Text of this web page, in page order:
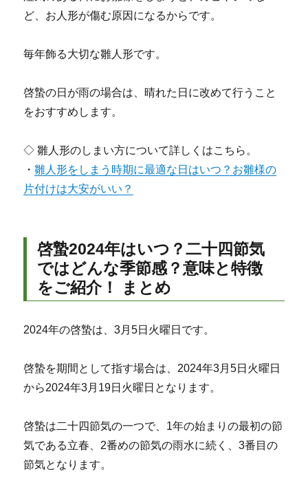
ど、お人形が傷む原因になるからです。
毎年飾る大切な雛人形です。
啓蟄の日が雨の場合は、晴れた日に改めて行うこと
をおすすめします。
◇ 雛人形のしまい方について詳しくはこちら。
・雛人形をしまう時期に最適な日はいつ？お雛様の
片付けは大安がいい？
啓蟄2024年はいつ？二十四節気
ではどんな季節感？意味と特徴
をご紹介！ まとめ
2024年の啓蟄は、3月5日火曜日です。
啓蟄を期間として指す場合は、2024年3月5日火曜日
から2024年3月19日火曜日となります。
啓蟄は二十四節気の一つで、1年の始まりの最初の節
気である立春、2番めの節気の雨水に続く、3番目の
節気となります。